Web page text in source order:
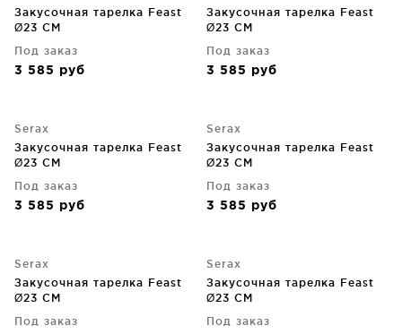
Закусочная тарелка Feast
Ø23 CM
Под заказ
3 585 руб
Закусочная тарелка Feast
Ø23 CM
Под заказ
3 585 руб
Serax
Закусочная тарелка Feast
Ø23 CM
Под заказ
3 585 руб
Serax
Закусочная тарелка Feast
Ø23 CM
Под заказ
3 585 руб
Serax
Закусочная тарелка Feast
Ø23 CM
Под заказ
Serax
Закусочная тарелка Feast
Ø23 CM
Под заказ